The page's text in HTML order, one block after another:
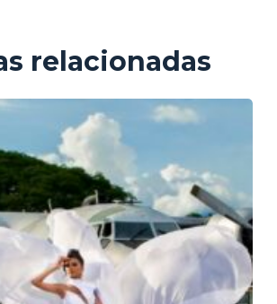
relacionadas